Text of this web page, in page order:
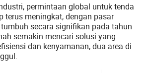
permintaan global untuk tenda
terus meningkat, dengan pasar
secara signifikan pada tahun
semakin mencari solusi yang
dan kenyamanan, dua area di